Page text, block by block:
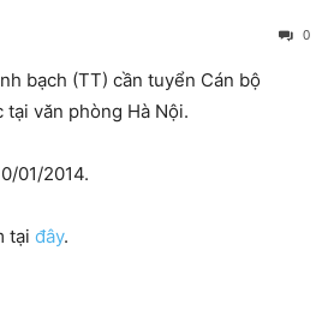
0
bạch (TT) cần tuyển Cán bộ
văn phòng Hà Nội.
01/2014.
tại đây.